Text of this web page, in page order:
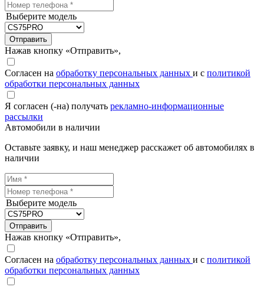
Выберите модель
Отправить
Нажав кнопку «Отправить»,
Согласен на обработку персональных данных и с политикой
обработки персональных данных
Я согласен (-на) получать рекламно-информационные
рассылки
Автомобили в наличии
Оставьте заявку, и наш менеджер расскажет об автомобилях в
наличии
Выберите модель
Отправить
Нажав кнопку «Отправить»,
Согласен на обработку персональных данных и с политикой
обработки персональных данных